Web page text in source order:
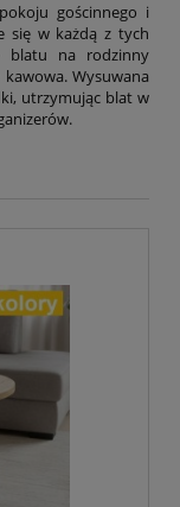
gościnnego i
się w każdą z tych
blatu na rodzinny
Wysuwana
utrzymując blat w